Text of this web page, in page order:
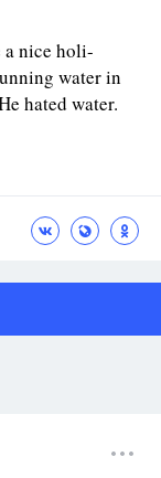
a nice holi-
water in
hated water.